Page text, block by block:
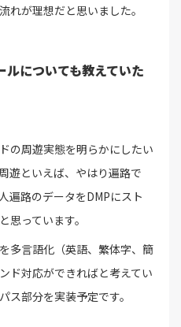
れが理想だと思いました。
ルについても教えていた
の周遊実態を明らかにしたい
遊といえば、やはり遍路で
遍路のデータをDMPにスト
思っています。
多言語化（英語、繁体字、簡
ド対応ができればと考えてい
ス部分を実装予定です。